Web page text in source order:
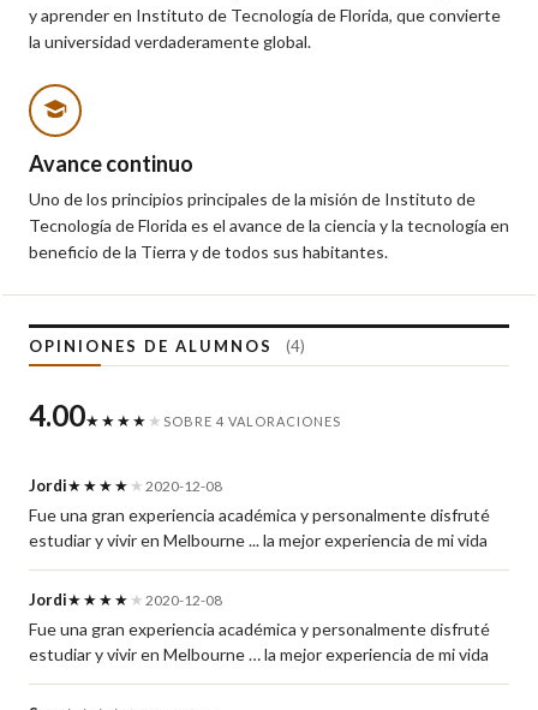
y aprender en Instituto de Tecnología de Florida, que convierte
la universidad verdaderamente global.
Avance continuo
Uno de los principios principales de la misión de Instituto de
Tecnología de Florida es el avance de la ciencia y la tecnología en
beneficio de la Tierra y de todos sus habitantes.
OPINIONES DE ALUMNOS (4)
4.00★★★★ ★ SOBRE 4 VALORACIONES
Jordi★★★★ ★ 2020-12-08
Fue una gran experiencia académica y personalmente disfruté
estudiar y vivir en Melbourne ... la mejor experiencia de mi vida
Jordi★★★★ ★ 2020-12-08
Fue una gran experiencia académica y personalmente disfruté
estudiar y vivir en Melbourne … la mejor experiencia de mi vida